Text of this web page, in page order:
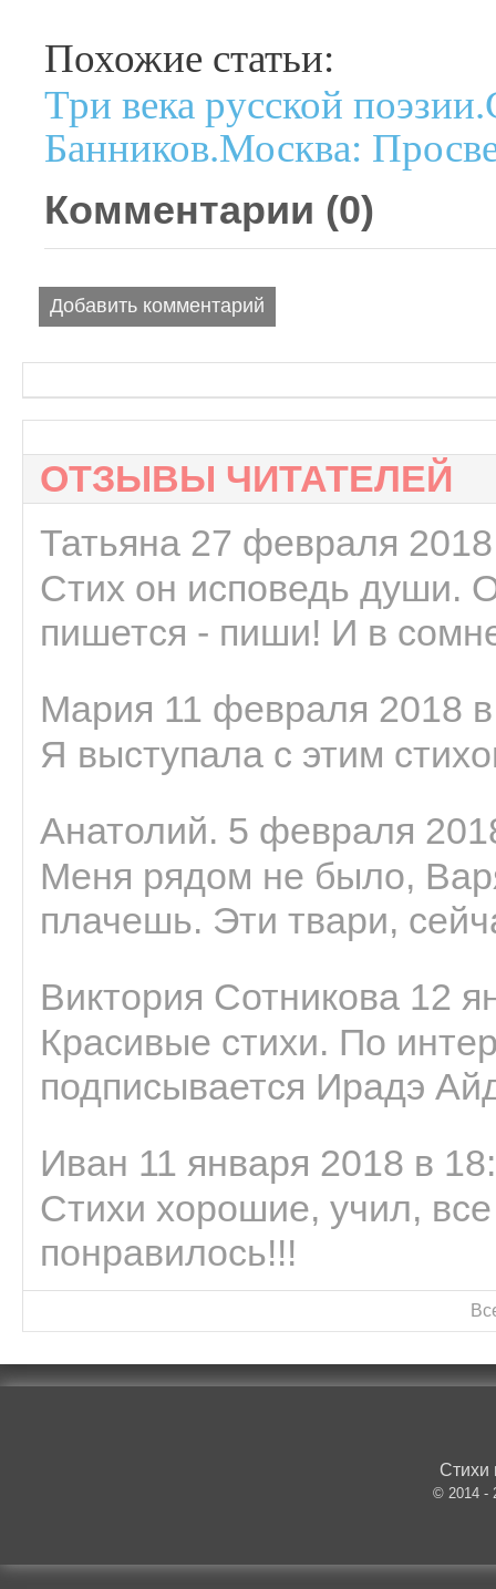
Похожие статьи:
Три века русской
Банников.Москва:
Комментарии (0)
Добавить комментарий
ОТЗЫВЫ ЧИТАТЕЛЕЙ
Татьяна 27 февраля
Стих он исповедь души.
пишется - пиши! И в
Мария 11 февраля 2018
Я выступала с этим
Анатолий. 5 февраля
Меня рядом не было,
плачешь. Эти твари,
Виктория Сотникова 12
Красивые стихи. По
подписывается Ирадэ
Иван 11 января 2018 в
Стихи хорошие, учил,
понравилось!!!
Стихи
© 2014 -